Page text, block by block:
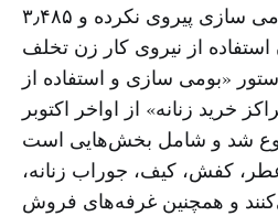
مورد از آنها از قانون بومی سازی پیروی نکرده و ۳٫۴۸۵
استفاده از نیروی کار زن تخلف
«بومی سازی و استفاده از
خرید زنانه» از اواخر اکتوبر
شد و شامل بخش‌هایی است
کفش، کیف، جوراب زنانه،
و همچنین غرفه‌های فروش